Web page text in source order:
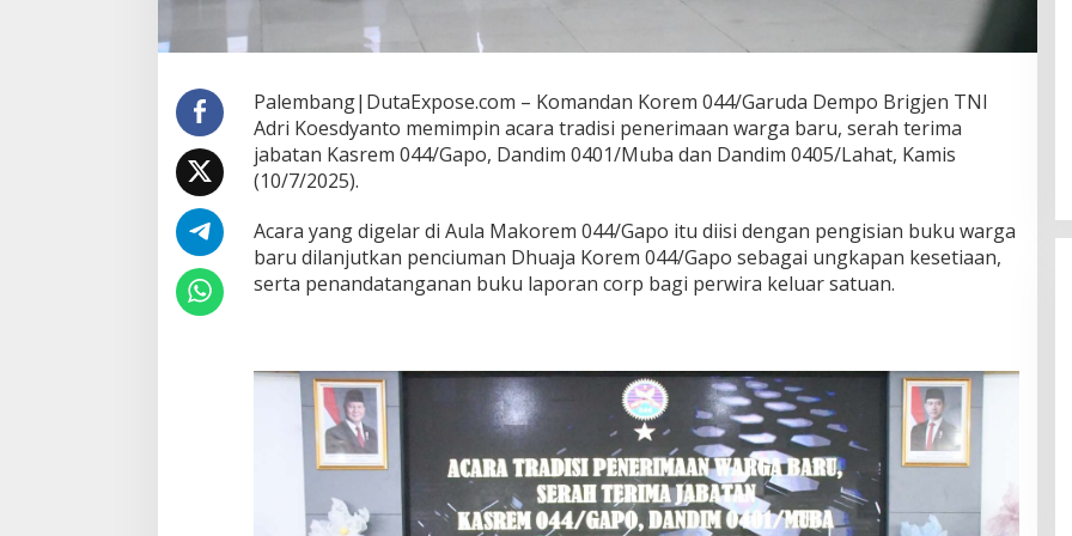
n
a
t
D
a
n
r
e
a
t
a
s
Palembang|DutaExpose.com – Komandan Korem 044/Garuda Dempo Brigjen TNI
Adri Koesdyanto memimpin acara tradisi penerimaan warga baru, serah terima
jabatan Kasrem 044/Gapo, Dandim 0401/Muba dan Dandim 0405/Lahat, Kamis
(10/7/2025).
Acara yang digelar di Aula Makorem 044/Gapo itu diisi dengan pengisian buku warga
baru dilanjutkan penciuman Dhuaja Korem 044/Gapo sebagai ungkapan kesetiaan,
serta penandatanganan buku laporan corp bagi perwira keluar satuan.
DPW PAN Sumsel Segera
Laksanakan Musyawarah Wilayah
2025
Di Politik | Sabtu, 15-03-2025, | 17:12,